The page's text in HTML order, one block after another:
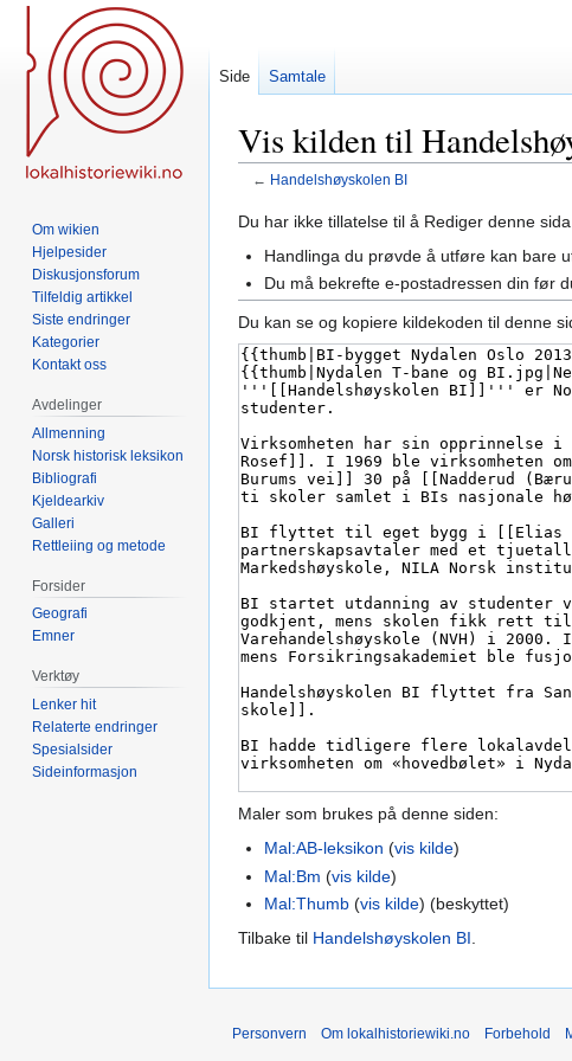
Vis kilden til
← Handelshøyskolen BI
Hopp
navigering
Hopp
Du har ikke tillatelse til å Rediger denne
Handlinga du prøvde å utføre kan bare
Du må bekrefte e-postadressen din før
Du kan se og kopiere kildekoden til denne
Maler som brukes på denne siden:
Mal:AB-leksikon (vis kilde)
Mal:Bm (vis kilde)
Mal:Thumb (vis kilde) (beskyttet)
Tilbake til Handelshøyskolen BI.
Side Samtale
Om wikien
Hjelpesider
Diskusjonsforum
Tilfeldig artikkel
Siste endringer
Kategorier
Kontakt oss
Avdelinger
Allmenning
Norsk historisk leksikon
Bibliografi
Kjeldearkiv
Galleri
Rettleiing og metode
Forsider
Geografi
Emner
Verktøy
Lenker hit
Relaterte endringer
Spesialsider
Sideinformasjon
Personvern Om lokalhistoriewiki.no Forbehold